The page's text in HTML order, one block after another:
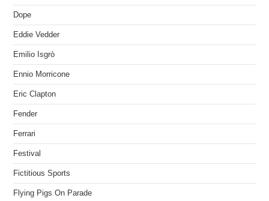
Dope
Eddie Vedder
Emilio Isgrò
Ennio Morricone
Eric Clapton
Fender
Ferrari
Festival
Fictitious Sports
Flying Pigs On Parade